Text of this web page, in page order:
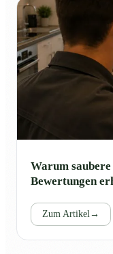
Warum
Bewertungen
Zum Artikel→